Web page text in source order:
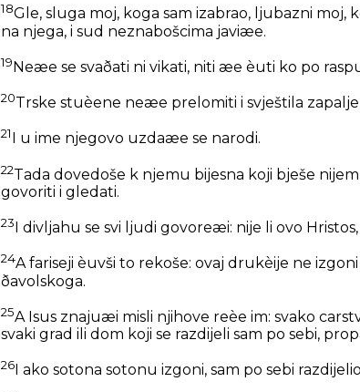
18Gle, sluga moj, koga sam izabrao, ljubazni
na njega, i sud neznabošcima javiæe.
19Neæe se svaðati ni vikati, niti æe èuti ko po
20Trske stuèene neæe prelomiti i svještila
21 I u ime njegovo uzdaæe se narodi.
22Tada dovedoše k njemu bijesna koji bješe nijem
govoriti i gledati.
23 I divljahu se svi ljudi govoreæi: nije li ovo
24A fariseji èuvši to rekoše: ovaj drukèije ne
ðavolskoga.
25A Isus znajuæi misli njihove reèe im: svako
svaki grad ili dom koji se razdijeli sam po sebi,
26 I ako sotona sotonu izgoni, sam po sebi